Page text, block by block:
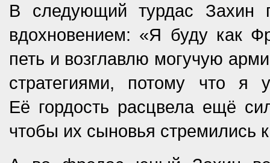
В следующий турдас Захин
вдохновением: «Я буду как
петь и возглавлю могучую
стратегиями, потому что я
Её гордость расцвела ещё
чтобы их сыновья стремились